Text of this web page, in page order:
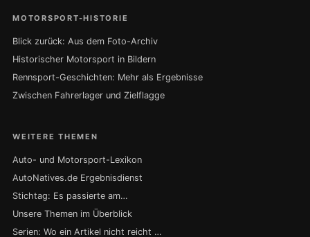
MOTORSPORT-HISTORIE
Blick zurück: Aus dem Foto-Archiv
Historischer Motorsport in Bildern
Rennsport-Geschichten: Mehr als Ergebnisse
Zwischen Fahrerlager und Zielflagge
WEITERE THEMEN
Auto- und Motorsport-Lexikon
AutoNatives.de Ergebnisdienst
Stichtag: Es passierte am…
Unsere Themen im Überblick
Serien: Wo ein Artikel nicht reicht …